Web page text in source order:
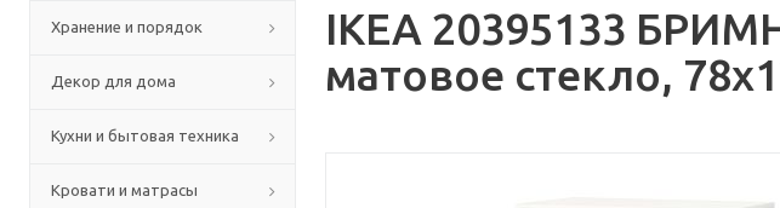
Хранение и порядок
Декор для дома
Кухни и бытовая техника
Кровати и матрасы
IKEA 20395133
матовое стекло,